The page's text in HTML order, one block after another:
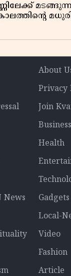
About
Privacy
Join
Business
Health
News
Gadgets
Local-
Video
Fashion
Article